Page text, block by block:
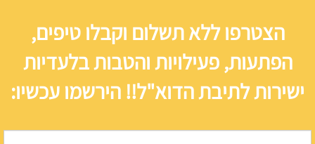
הצטרפו ללא תשלום וקבלו טיפים,
הפתעות, פעילויות והטבות בלעדיות
ישירות לתיבת הדוא"ל!! הירשמו עכשיו: